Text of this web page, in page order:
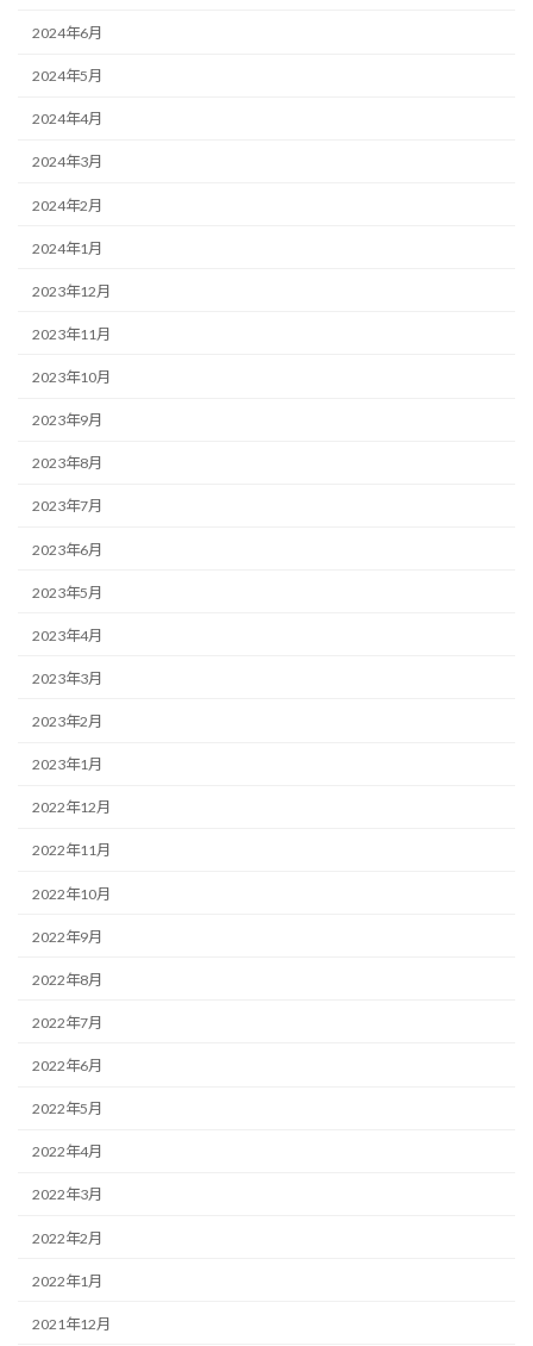
2024年6月
2024年5月
2024年4月
2024年3月
2024年2月
2024年1月
2023年12月
2023年11月
2023年10月
2023年9月
2023年8月
2023年7月
2023年6月
2023年5月
2023年4月
2023年3月
2023年2月
2023年1月
2022年12月
2022年11月
2022年10月
2022年9月
2022年8月
2022年7月
2022年6月
2022年5月
2022年4月
2022年3月
2022年2月
2022年1月
2021年12月